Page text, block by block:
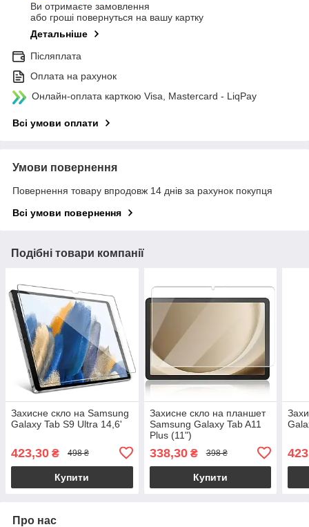
Ви отримаєте замовлення
або гроші повернуться на вашу картку
Детальніше
Післяплата
Оплата на рахунок
Онлайн-оплата карткою Visa, Mastercard - LiqPay
Всі умови оплати
Умови повернення
Повернення товару впродовж 14 днів за рахунок покупця
Всі умови повернення
Подібні товари компанії
Захисне скло на Samsung
Galaxy Tab S9 Ultra 14,6'
423,30 ₴ 498 ₴
Купити
Захисне скло на планшет
Samsung Galaxy Tab A11
Plus (11")
338,30₴ 398 ₴
Купити
Про нас